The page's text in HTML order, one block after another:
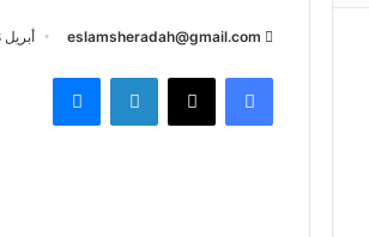
eslamsheradah@gmail.com أبريل 18, 2021
فيسبوك لينكدإن